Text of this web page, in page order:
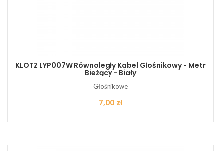
KLOTZ LYP007W Równoległy Kabel Głośnikowy - Metr
Bieżący - Biały
Głośnikowe
Cena
7,00 zł